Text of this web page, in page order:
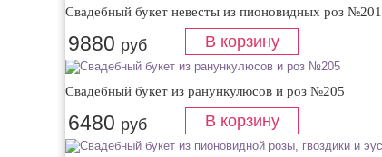
Свадебный букет невесты из пионовидных роз №201
9880 руб
Свадебный букет из ранункулюсов и роз №205
6480 руб